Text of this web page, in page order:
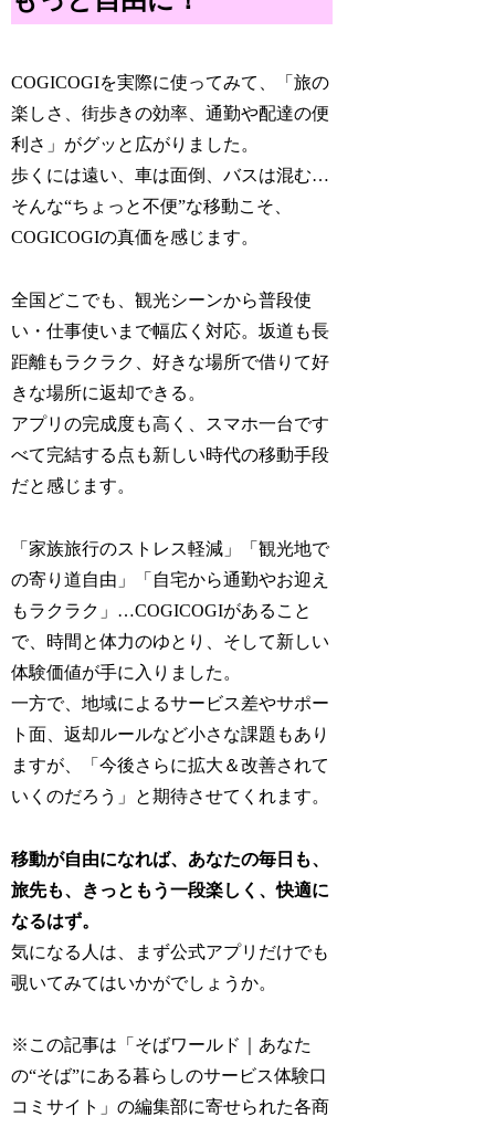
COGICOGIを実際に使ってみて、「旅の
楽しさ、街歩きの効率、通勤や配達の便
利さ」がグッと広がりました。
歩くには遠い、車は面倒、バスは混む…
そんな“ちょっと不便”な移動こそ、
COGICOGIの真価を感じます。
全国どこでも、観光シーンから普段使
い・仕事使いまで幅広く対応。坂道も長
距離もラクラク、好きな場所で借りて好
きな場所に返却できる。
アプリの完成度も高く、スマホ一台です
べて完結する点も新しい時代の移動手段
だと感じます。
「家族旅行のストレス軽減」「観光地で
の寄り道自由」「自宅から通勤やお迎え
もラクラク」…COGICOGIがあること
で、時間と体力のゆとり、そして新しい
体験価値が手に入りました。
一方で、地域によるサービス差やサポー
ト面、返却ルールなど小さな課題もあり
ますが、「今後さらに拡大＆改善されて
いくのだろう」と期待させてくれます。
移動が自由になれば、あなたの毎日も、
旅先も、きっともう一段楽しく、快適に
なるはず。
気になる人は、まず公式アプリだけでも
覗いてみてはいかがでしょうか。
※この記事は「そばワールド｜あなた
の“そば”にある暮らしのサービス体験口
コミサイト」の編集部に寄せられた各商